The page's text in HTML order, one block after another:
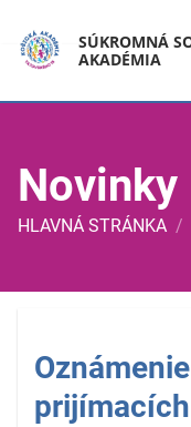
SÚKROMNÁ
AKADÉMIA
Novinky
HLAVNÁ STRÁNKA /